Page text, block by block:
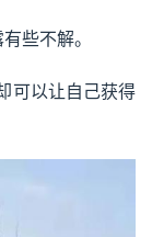
些不解。
可以让自己获得